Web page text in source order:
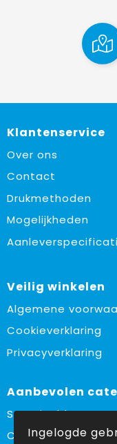
Klantenservice
Over ons
Contact
Drukmethoden
Mogelijkheden
Veilig winkelen
Algemene
Cookieverklaring
Privacyverklaring
Aanbevolen
Sustainable
Custom made
Ingelogde